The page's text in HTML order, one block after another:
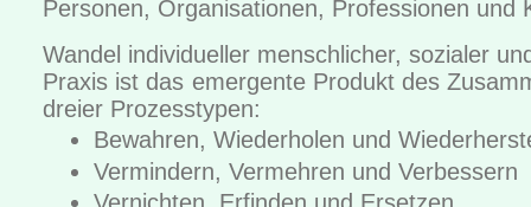
Personen, Organisationen, Professionen und
Wandel individueller menschlicher, sozialer
Praxis ist das emergente Produkt des
dreier Prozesstypen:
Bewahren, Wiederholen und
Vermindern, Vermehren und Verbessern